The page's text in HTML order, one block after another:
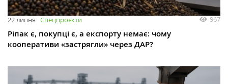
22 липня Спецпроєкти 967
Ріпак є, покупці є, а експорту немає: чому
кооперативи «застрягли» через ДАР?